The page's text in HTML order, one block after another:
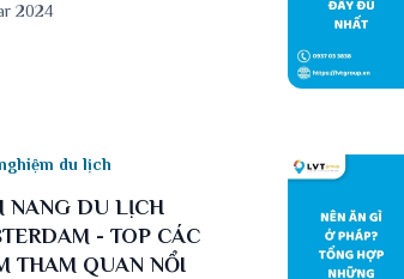
2024
du lịch
NANG DU LỊCH
- TOP CÁC
THAM QUAN NỔI